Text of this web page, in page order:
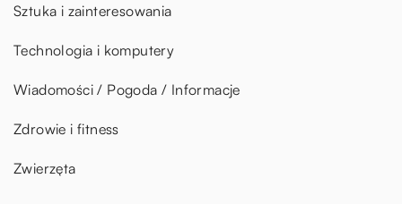
Sztuka i zainteresowania
Technologia i komputery
Wiadomości / Pogoda / Informacje
Zdrowie i fitness
Zwierzęta